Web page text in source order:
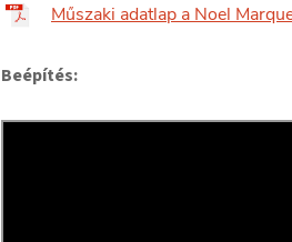
Műszaki adatlap a Noel
Beépítés: